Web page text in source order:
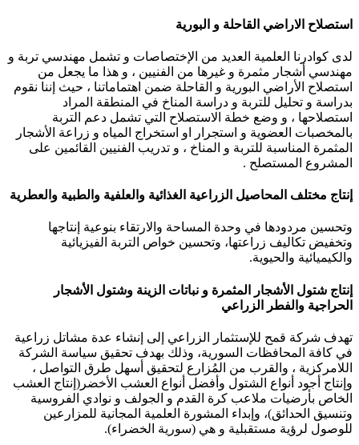
استصلاح الاراضي القاحلة و البورية
لدى كوادرنا العلمية العديد من الإختصاصات و تشمل مهندسي تربة و
مهندسي أشجار مثمرة و غيرها من الفنيين ، و هذا ما يجعل من
استصلاح الأراضي البورية و القاحلة ضمن اهتماماتنا ، حيث إننا نقوم
بدراسة و تحليل للتربة و دراسة المناخ في المنطقة المراد
استصلاحها ، و وضع خطة الاستصلاح التي تشمل دعم التربة
بالمخصبات العضوية و استجرار او استخراج المياه و زراعة الأشجار
المثمرة المناسبة للتربة و المناخ ، و تدريب الفنيين القائمين على
المشروع المستصلح .
إنتاج مختلف المحاصيل الزراعية الغذائية والعلفية والطبية والعطرية
وتحسين مردودها في وحدة المساحة والارتقاء بنوعية إنتاجها
وتخفيض تكاليف زراعتها، وتحسين خواص التربة الفيزيائية
والكيميائية والحيوية.
إنتاج شتول الأشجار المثمرة و نباتات الزينة وشتول الأشجار
الحراجية والفطر الزراعي
تهدف شركة قمح للإستثمار الزراعي إلى إنشاء عدة مشاتل زراعية
في كافة المحافظات السورية، وذلك بهدف تحقيق سياسة الشركة
اللامركزية ، والقرب من المُزارع لتحقيق أسهل طرق التواصل ،
وإنتاج أجود أنواع الشتول وأفضل أنواع العشب الأخضر(إنتاج العشب
الخاص بأرضيات ملاعب كرة القدم و الجولف و نوادي الفروسية
وتنسيق الحدائق)، وإبداء المشورة العلمية المجانية للمزارعين
للوصول لرؤية مستقبلية و هي (سورية الخضراء).